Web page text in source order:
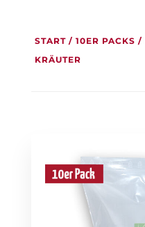
START/ 10ER PACKS /
KRÄUTER